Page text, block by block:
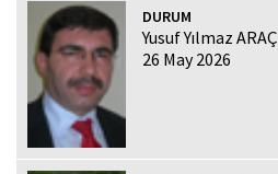
DURUM
Yusuf Yılmaz ARAÇ
26 May 2026